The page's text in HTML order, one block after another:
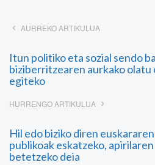
AURREKO ARTIKULUA
Itun politiko eta sozial sendo
biziberritzearen aurkako
egiteko
HURRENGO ARTIKULUA
Hil edo biziko diren
publikoak eskatzeko,
betetzeko deia